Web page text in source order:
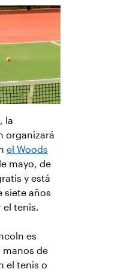
la
organizará
el Woods
mayo, de
y está
siete años
el tenis.
es
manos de
el tenis o